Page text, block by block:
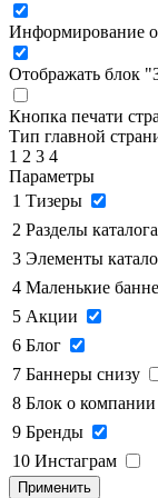
Информирование
Отображать блок
Кнопка печати
Тип главной
1 2 3 4
Параметры
1 Тизеры
2 Разделы каталога
3 Элементы
4 Маленькие
5 Акции
6 Блог
7 Баннеры снизу
8 Блок о компании
9 Бренды
10 Инстаграм
Применить